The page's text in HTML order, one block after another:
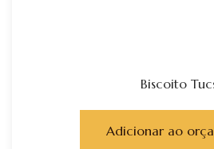
Biscoito
Adicionar ao